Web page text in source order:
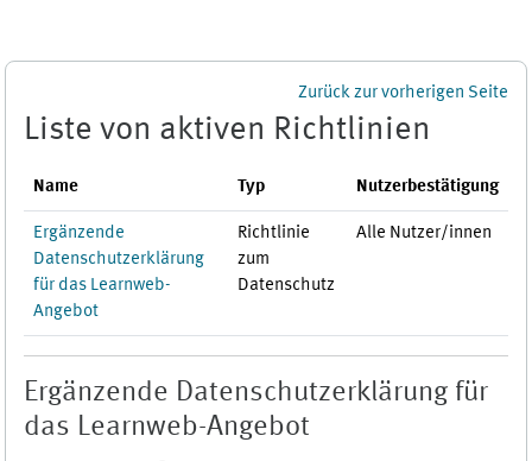
Zurück zur vorherigen Seite
Liste von aktiven Richtlinien
Name Typ Nutzerbestätigung
Ergänzende
Datenschutzerklärung
für das Learnweb-
Angebot
Richtlinie
zum
Datenschutz
Alle Nutzer/innen
Ergänzende Datenschutzerklärung für
das Learnweb-Angebot